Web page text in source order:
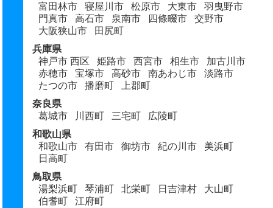
富田林市
寝屋川市 松原市 大東市
羽曳野市
門真市
高石市 泉南市 四條畷市
交野市
大阪狭山市
田尻町
兵庫県
神戸市 西区
姫路市 西宮市 相生市
加古川市
赤穂市
宝塚市 高砂市 南あわじ市
淡路市
たつの市
播磨町
上郡町
奈良県
葛城市
川西町 三宅町
広陵町
和歌山県
和歌山市
有田市 御坊市 紀の川市
美浜町
日高町
鳥取県
湯梨浜町
琴浦町 北栄町 日吉津村
大山町
伯耆町
江府町